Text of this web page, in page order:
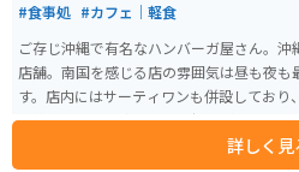
#食事処 #カフェ｜軽食
ご存じ沖縄で有名なハンバーガ屋さん。
店舗。南国を感じる店の雰囲気は昼も夜
す。店内にはサーティワンも併設しており
季節に合わせた飾り付けも好感がもてます
詳しく見